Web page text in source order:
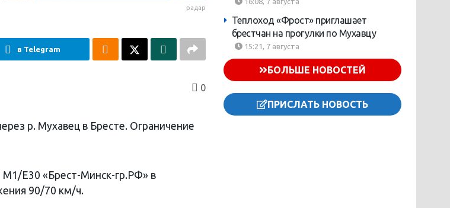
радар
в Telegram
0
р. Мухавец в Бресте. Ограничение
М1/Е30 «Брест-Минск-гр.РФ» в
90/70 км/ч.
Теплоход «Фрост» приглашает
брестчан на прогулки по Мухавцу
15:21, 7 августа
БОЛЬШЕ НОВОСТЕЙ
ПРИСЛАТЬ НОВОСТЬ